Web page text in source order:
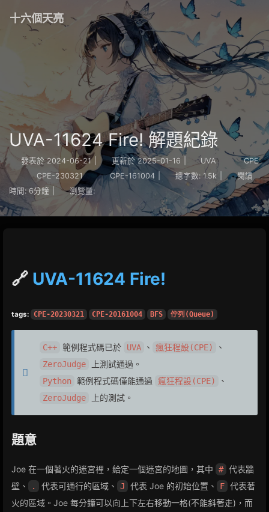
十六個天亮
UVA-11624 Fire! 解題紀錄
發表於 2024-06-21 更新於 2025-01-16 UVA
CPE
CPE-230321
CPE-161004 總字數: 1.5k
閱讀
時間: 6分鐘 瀏覽量:
🔗 UVA-11624 Fire!
tags: CPE-20230321 CPE-20161004 BFS 佇列(Queue)
C++ 範例程式碼已於 UVA 、 瘋狂程設(CPE) 、
ZeroJudge 上測試通過。
Python 範例程式碼僅能通過 瘋狂程設(CPE) 、
ZeroJudge 上的測試。
題意
Joe 在一個著火的迷宮裡，給定一個迷宮的地圖，其中 # 代表牆
壁、
. 代表可通行的區域、 J 代表 Joe 的初始位置、 F 代表著
火的區域。Joe 每分鐘可以向上下左右移動一格(不能斜著走)，而